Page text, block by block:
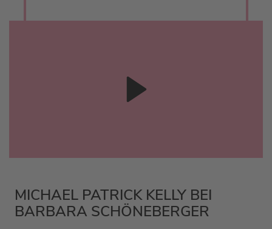
MICHAEL PATRICK KELLY BEI
BARBARA SCHÖNEBERGER